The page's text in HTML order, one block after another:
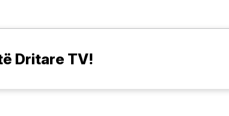
Dritare TV!